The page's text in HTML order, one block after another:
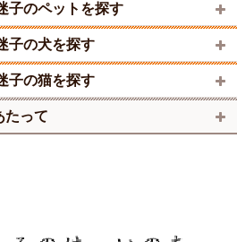
子のペットを探す
子の犬を探す
子の猫を探す
たって